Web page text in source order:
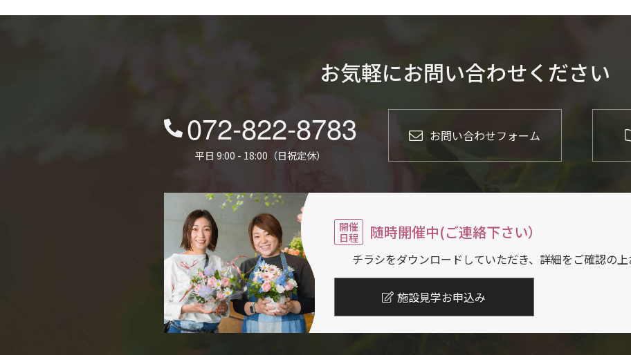
お気軽にお問い合わせください
072-822-8783
平日 9:00 - 18:00（日祝定休）
お問い合わせフォーム
開催
日程
随時開催中(ご連絡下さい）
チラシをダウンロードしていただき、 詳細をご確認の上
施設見学お申込み